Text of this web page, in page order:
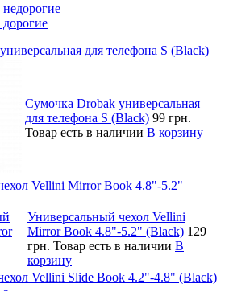
для телефона S (Black)
Сумочка Drobak универсальная
для телефона S (Black) 99 грн.
Товар есть в наличии В корзину
Vellini Mirror Book 4.8"-5.2"
Универсальный чехол Vellini
Mirror Book 4.8"-5.2" (Black) 129
грн. Товар есть в наличии В
корзину
Vellini Slide Book 4.2"-4.8" (Black)